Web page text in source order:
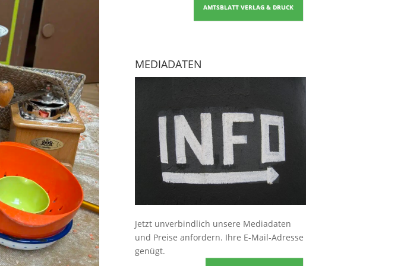
AMTSBLATT VERLAG & DRUCK
MEDIADATEN
Jetzt unverbindlich unsere Mediadaten
und Preise anfordern. Ihre E-Mail-Adresse
genügt.